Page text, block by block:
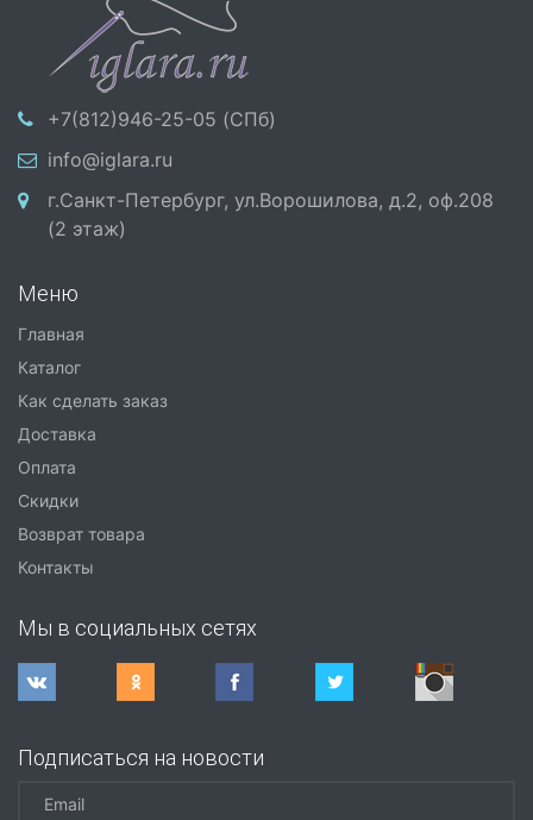
+7(812)946-25-05 (СПб)
info@iglara.ru
г.Санкт-Петербург, ул.Ворошилова, д.2, оф.208
(2 этаж)
Меню
Главная
Каталог
Как сделать заказ
Доставка
Оплата
Скидки
Возврат товара
Контакты
Мы в социальных сетях
Подписаться на новости